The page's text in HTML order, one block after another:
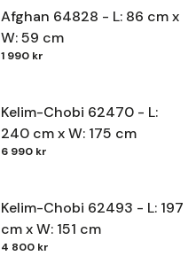
Afghan 64828 - L: 86 cm x
W: 59 cm
1 990 kr
Kelim-Chobi 62470 - L:
240 cm x W: 175 cm
6 990 kr
Kelim-Chobi 62493 - L: 197
cm x W: 151 cm
4 800 kr